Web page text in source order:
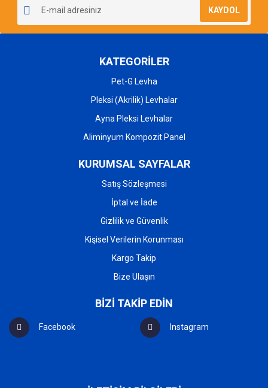
KAYDOL
KATEGORİLER
Pet-G Levha
Pleksi (Akrilik) Levhalar
Ayna Pleksi Levhalar
Aliminyum Kompozit Panel
KURUMSAL SAYFALAR
Satış Sözleşmesi
İptal ve İade
Gizlilik ve Güvenlik
Kişisel Verilerin Korunması
Kargo Takip
Bize Ulaşın
BİZİ TAKİP EDİN
Facebook Instagram